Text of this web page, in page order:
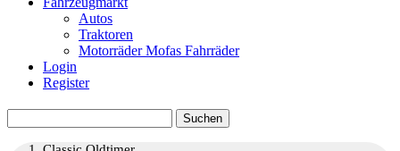
Autos
Traktoren
Motorräder Mofas Fahrräder
Login
Register
nach: